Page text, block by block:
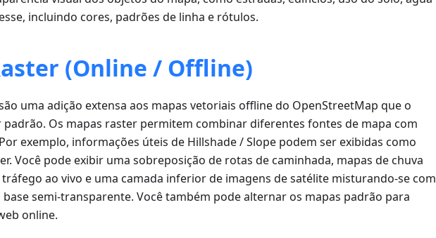
incluindo cores, padrões de linha e rótulos.
(Online / Offline)
uma adição extensa aos mapas vetoriais offline do OpenStreetMap que o
padrão. Os mapas raster permitem combinar diferentes fontes de mapa com
exemplo, informações úteis de Hillshade / Slope podem ser exibidas como
Você pode exibir uma sobreposição de rotas de caminhada, mapas de chuva
ao vivo e uma camada inferior de imagens de satélite misturando-se com
semi-transparente. Você também pode alternar os mapas padrão para
online.